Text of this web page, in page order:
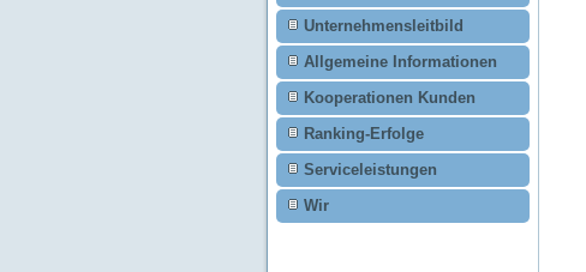
Unternehmensleitbild
Allgemeine Informationen
Kooperationen Kunden
Ranking-Erfolge
Serviceleistungen
Wir